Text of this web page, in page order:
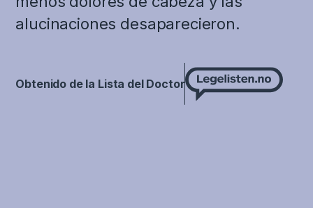
alucinaciones desaparecieron.
Obtenido de la Lista del Doctor